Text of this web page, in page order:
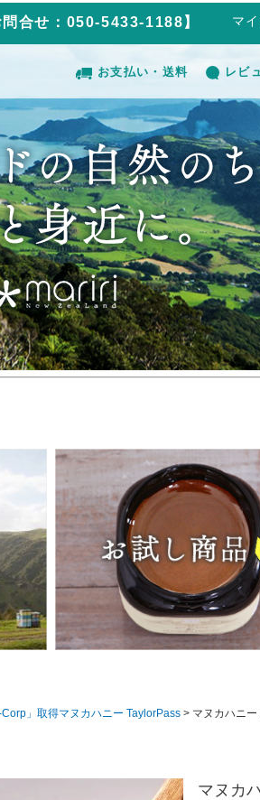
問合せ：050-5433-1188】 マ
お支払い・送料 レビ
」取得マヌカハニー TaylorPass マヌカハニー UMF15+ が3880円 250g 1本 UMF協会認定 MG512-825相当 テイラーパス
マヌカ